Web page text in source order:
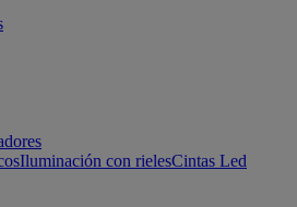
Iluminación con rielesCintas Led